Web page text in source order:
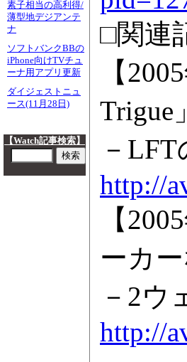
素子相当の高利得/
薄型地デジアンテ
ナ
ソフトバンクBBの
iPhone向けTVチュ
ーナ用アプリ更新
ダイジェストニュ
ース(11月28日)
【Watch記事検索】
□関連
【
Trigue
－
http://
【
ーカ
－2ウ
http://